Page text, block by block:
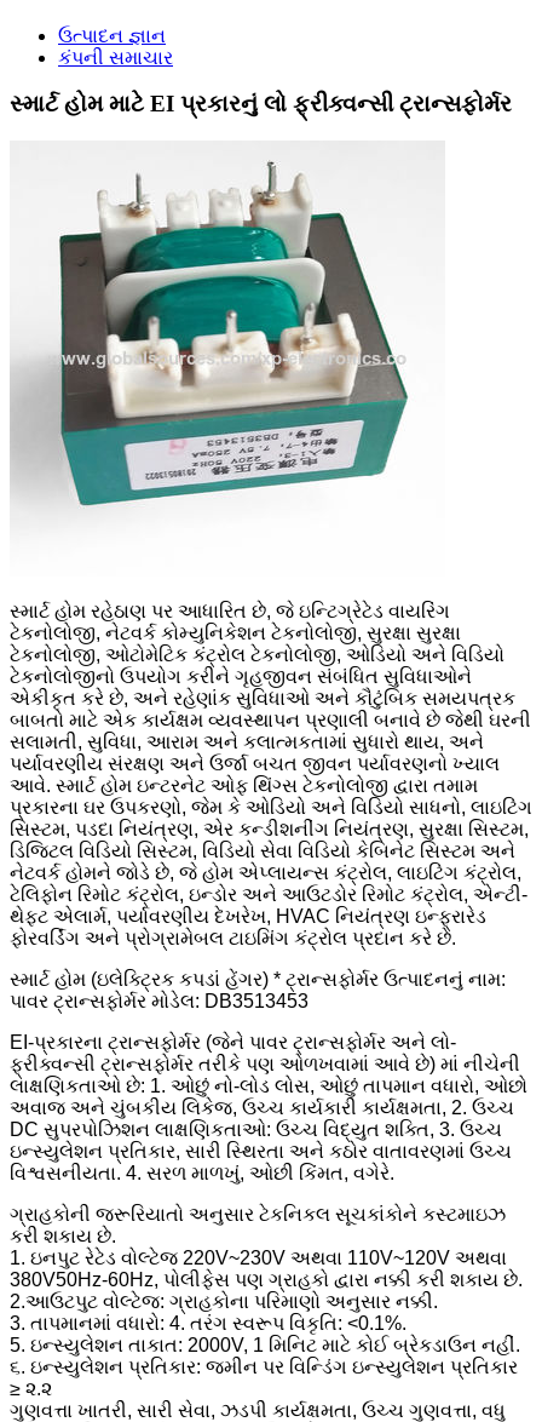
ઉત્પાદન જ્ઞાન
કંપની સમાચાર
સ્માર્ટ હોમ માટે EI પ્રકારનું લો ફ્રીક્વન્સી ટ્રાન્સફોર્મર
સ્માર્ટ હોમ રહેઠાણ પર આધારિત છે, જે ઇન્ટિગ્રેટેડ વાયરિંગ
ટેકનોલોજી, નેટવર્ક કોમ્યુનિકેશન ટેકનોલોજી, સુરક્ષા સુરક્ષા
ટેકનોલોજી, ઓટોમેટિક કંટ્રોલ ટેકનોલોજી, ઓડિયો અને વિડિયો
ટેકનોલોજીનો ઉપયોગ કરીને ગૃહજીવન સંબંધિત સુવિધાઓને
એકીકૃત કરે છે, અને રહેણાંક સુવિધાઓ અને કૌટુંબિક સમયપત્રક
બાબતો માટે એક કાર્યક્ષમ વ્યવસ્થાપન પ્રણાલી બનાવે છે જેથી ઘરની
સલામતી, સુવિધા, આરામ અને કલાત્મકતામાં સુધારો થાય, અને
પર્યાવરણીય સંરક્ષણ અને ઉર્જા બચત જીવન પર્યાવરણનો ખ્યાલ
આવે. સ્માર્ટ હોમ ઇન્ટરનેટ ઓફ થિંગ્સ ટેકનોલોજી દ્વારા તમામ
પ્રકારના ઘર ઉપકરણો, જેમ કે ઓડિયો અને વિડિયો સાધનો, લાઇટિંગ
સિસ્ટમ, પડદા નિયંત્રણ, એર કન્ડીશનીંગ નિયંત્રણ, સુરક્ષા સિસ્ટમ,
ડિજિટલ વિડિયો સિસ્ટમ, વિડિયો સેવા વિડિયો કેબિનેટ સિસ્ટમ અને
નેટવર્ક હોમને જોડે છે, જે હોમ એપ્લાયન્સ કંટ્રોલ, લાઇટિંગ કંટ્રોલ,
ટેલિફોન રિમોટ કંટ્રોલ, ઇન્ડોર અને આઉટડોર રિમોટ કંટ્રોલ, એન્ટી-
થેફ્ટ એલાર્મ, પર્યાવરણીય દેખરેખ, HVAC નિયંત્રણ ઇન્ફ્રારેડ
ફોરવર્ડિંગ અને પ્રોગ્રામેબલ ટાઇમિંગ કંટ્રોલ પ્રદાન કરે છે.
સ્માર્ટ હોમ (ઇલેક્ટ્રિક કપડાં હેંગર) * ટ્રાન્સફોર્મર ઉત્પાદનનું નામ:
પાવર ટ્રાન્સફોર્મર મોડેલ: DB3513453
EI-પ્રકારના ટ્રાન્સફોર્મર (જેને પાવર ટ્રાન્સફોર્મર અને લો-
ફ્રીક્વન્સી ટ્રાન્સફોર્મર તરીકે પણ ઓળખવામાં આવે છે) માં નીચેની
લાક્ષણિકતાઓ છે: 1. ઓછું નો-લોડ લોસ, ઓછું તાપમાન વધારો, ઓછો
અવાજ અને ચુંબકીય લિકેજ, ઉચ્ચ કાર્યકારી કાર્યક્ષમતા, 2. ઉચ્ચ
DC સુપરપોઝિશન લાક્ષણિકતાઓ: ઉચ્ચ વિદ્યુત શક્તિ, 3. ઉચ્ચ
ઇન્સ્યુલેશન પ્રતિકાર, સારી સ્થિરતા અને કઠોર વાતાવરણમાં ઉચ્ચ
વિશ્વસનીયતા. 4. સરળ માળખું, ઓછી કિંમત, વગેરે.
ગ્રાહકોની જરૂરિયાતો અનુસાર ટેકનિકલ સૂચકાંકોને કસ્ટમાઇઝ
કરી શકાય છે.
1. ઇનપુટ રેટેડ વોલ્ટેજ 220V~230V અથવા 110V~120V અથવા
380V50Hz-60Hz, પોલીફેસ પણ ગ્રાહકો દ્વારા નક્કી કરી શકાય છે.
2.આઉટપુટ વોલ્ટેજ: ગ્રાહકોના પરિમાણો અનુસાર નક્કી.
3. તાપમાનમાં વધારો: 4. તરંગ સ્વરૂપ વિકૃતિ: <0.1%.
5. ઇન્સ્યુલેશન તાકાત: 2000V, 1 મિનિટ માટે કોઈ બ્રેકડાઉન નહીં.
૬. ઇન્સ્યુલેશન પ્રતિકાર: જમીન પર વિન્ડિંગ ઇન્સ્યુલેશન પ્રતિકાર
≥ ૨.૨
ગુણવત્તા ખાતરી, સારી સેવા, ઝડપી કાર્યક્ષમતા, ઉચ્ચ ગુણવત્તા, વધુ